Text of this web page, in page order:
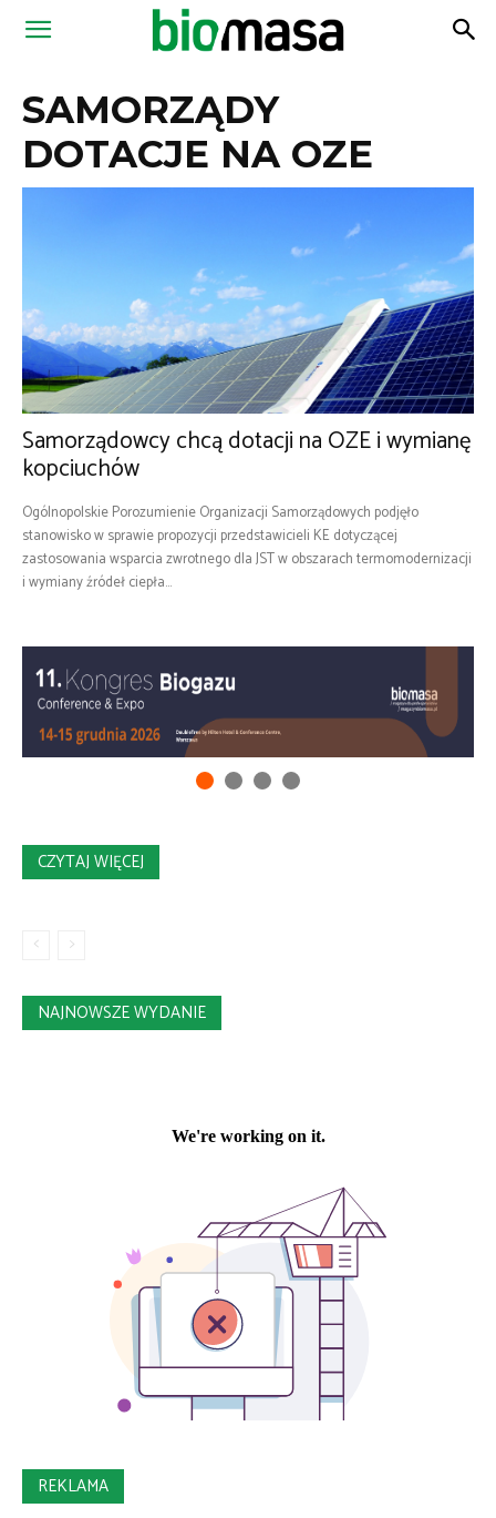
Magazyn
SAMORZĄDY
DOTACJE NA OZE
Samorządowcy chcą dotacji na OZE i wymianę
kopciuchów
Ogólnopolskie Porozumienie Organizacji Samorządowych podjęło
stanowisko w sprawie propozycji przedstawicieli KE dotyczącej
zastosowania wsparcia zwrotnego dla JST w obszarach termomodernizacji
i wymiany źródeł ciepła...
CZYTAJ WIĘCEJ
NAJNOWSZE WYDANIE
REKLAMA